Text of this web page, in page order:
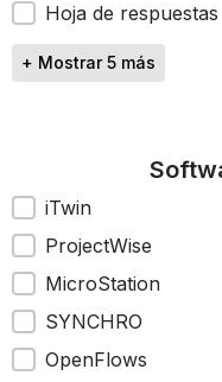
Hoja de respuestas
+ Mostrar 5 más
Software destacado
iTwin
ProjectWise
MicroStation
SYNCHRO
OpenFlows